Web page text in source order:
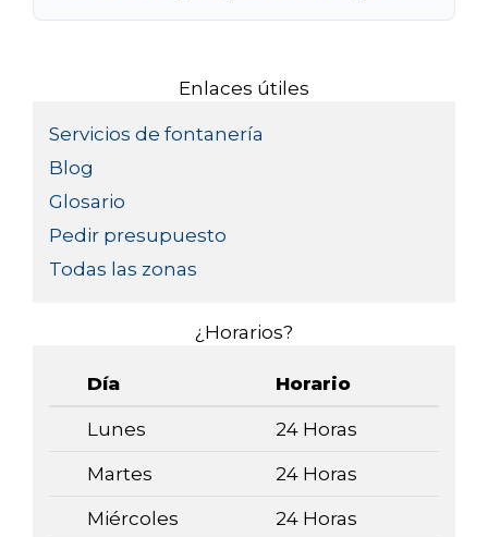
Enlaces útiles
Servicios de fontanería
Blog
Glosario
Pedir presupuesto
Todas las zonas
¿Horarios?
Día Horario
Lunes 24 Horas
Martes 24 Horas
Miércoles 24 Horas